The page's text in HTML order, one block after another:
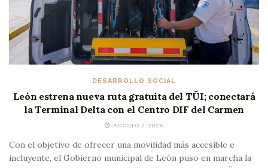
DESARROLLO SOCIAL
León estrena nueva ruta gratuita del TÜI; conectará
la Terminal Delta con el Centro DIF del Carmen
AGOSTO 7, 2026
Con el objetivo de ofrecer una movilidad más accesible e
incluyente, el Gobierno municipal de León puso en marcha la